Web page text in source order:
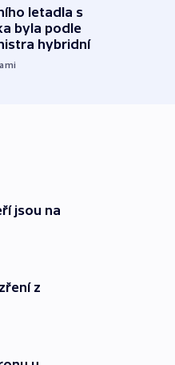
letadla s
byla podle
hybridní útok
jsou na
z